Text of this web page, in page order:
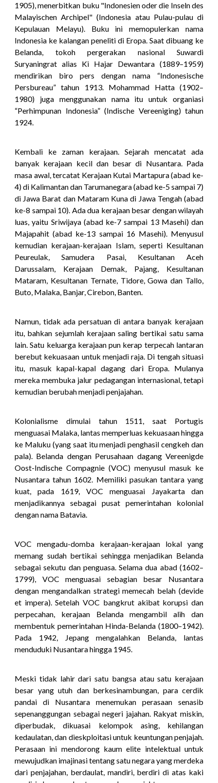
1905), menerbitkan buku "Indonesien oder die Inseln des
Malayischen Archipel" (Indonesia atau Pulau-pulau di
Kepulauan Melayu). Buku ini memopulerkan nama
Indonesia ke kalangan peneliti di Eropa. Saat dibuang ke
Belanda, tokoh pergerakan nasional Suwardi
Suryaningrat alias Ki Hajar Dewantara (1889–1959)
mendirikan biro pers dengan nama “Indonesische
Persbureau” tahun 1913. Mohammad Hatta (1902–
1980) juga menggunakan nama itu untuk organiasi
“Perhimpunan Indonesia” (Indische Vereeniging) tahun
1924.
Kembali ke zaman kerajaan. Sejarah mencatat ada
banyak kerajaan kecil dan besar di Nusantara. Pada
masa awal, tercatat Kerajaan Kutai Martapura (abad ke-
4) di Kalimantan dan Tarumanegara (abad ke-5 sampai 7)
di Jawa Barat dan Mataram Kuna di Jawa Tengah (abad
ke-8 sampai 10). Ada dua kerajaan besar dengan wilayah
luas, yaitu Sriwijaya (abad ke-7 sampai 13 Masehi) dan
Majapahit (abad ke-13 sampai 16 Masehi). Menyusul
kemudian kerajaan-kerajaan Islam, seperti Kesultanan
Peureulak, Samudera Pasai, Kesultanan Aceh
Darussalam, Kerajaan Demak, Pajang, Kesultanan
Mataram, Kesultanan Ternate, Tidore, Gowa dan Tallo,
Buto, Malaka, Banjar, Cirebon, Banten.
Namun, tidak ada persatuan di antara banyak kerajaan
itu, bahkan sejumlah kerajaan saling bertikai satu sama
lain. Satu keluarga kerajaan pun kerap terpecah lantaran
berebut kekuasaan untuk menjadi raja. Di tengah situasi
itu, masuk kapal-kapal dagang dari Eropa. Mulanya
mereka membuka jalur pedagangan internasional, tetapi
kemudian berubah menjadi penjajahan.
Kolonialisme dimulai tahun 1511, saat Portugis
menguasai Malaka, lantas memperluas kekuasaan hingga
ke Maluku (yang saat itu menjadi penghasil cengkeh dan
pala). Belanda dengan Perusahaan dagang Vereenigde
Oost-Indische Compagnie (VOC) menyusul masuk ke
Nusantara tahun 1602. Memiliki pasukan tantara yang
kuat, pada 1619, VOC menguasai Jayakarta dan
menjadikannya sebagai pusat pemerintahan kolonial
dengan nama Batavia.
VOC mengadu-domba kerajaan-kerajaan lokal yang
memang sudah bertikai sehingga menjadikan Belanda
sebagai sekutu dan penguasa. Selama dua abad (1602–
1799), VOC menguasai sebagian besar Nusantara
dengan mengandalkan strategi memecah belah (devide
et impera). Setelah VOC bangkrut akibat korupsi dan
perpecahan, kerajaan Belanda mengambil alih dan
membentuk pemerintahan Hinda-Belanda (1800–1942).
Pada 1942, Jepang mengalahkan Belanda, lantas
menduduki Nusantara hingga 1945.
Meski tidak lahir dari satu bangsa atau satu kerajaan
besar yang utuh dan berkesinambungan, para cerdik
pandai di Nusantara menemukan perasaan senasib
sepenanggungan sebagai negeri jajahan. Rakyat miskin,
diperbudak, dikuasai kelompok asing, kehilangan
kedaulatan, dan dieskploitasi untuk keuntungan penjajah.
Perasaan ini mendorong kaum elite intelektual untuk
mewujudkan imajinasi tentang satu negara yang merdeka
dari penjajahan, berdaulat, mandiri, berdiri di atas kaki